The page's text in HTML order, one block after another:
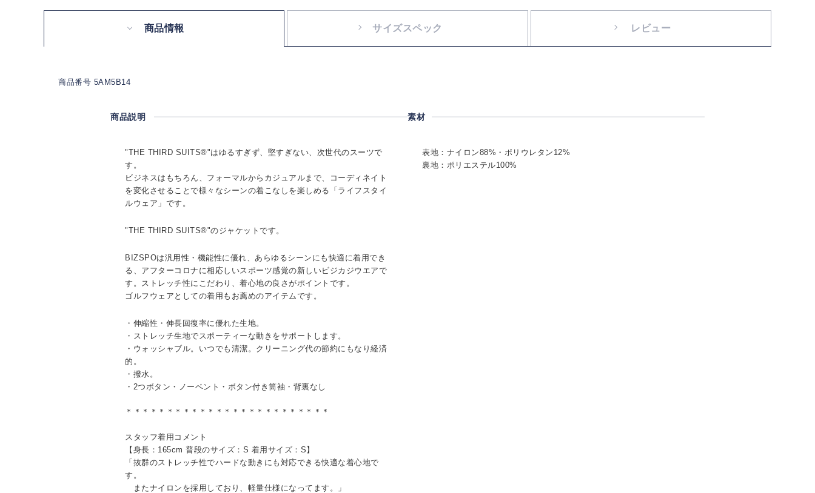
商品情報 サイズスペック レビュー
商品番号 5AM5B14
商品説明
"THE THIRD SUITS®"はゆるすぎず、堅すぎない、次世代のスーツで
す。
ビジネスはもちろん、フォーマルからカジュアルまで、コーディネイト
を変化させることで様々なシーンの着こなしを楽しめる「ライフスタイ
ルウェア」です。
"THE THIRD SUITS®"のジャケットです。
BIZSPOは汎用性・機能性に優れ、あらゆるシーンにも快適に着用でき
る、アフターコロナに相応しいスポーツ感覚の新しいビジカジウエアで
す。ストレッチ性にこだわり、着心地の良さがポイントです。
ゴルフウェアとしての着用もお薦めのアイテムです。
・伸縮性・伸長回復率に優れた生地。
・ストレッチ生地でスポーティーな動きをサポートします。
・ウォッシャブル。いつでも清潔。クリーニング代の節約にもなり経済
的。
・撥水。
・2つボタン・ノーベント・ボタン付き筒袖・背裏なし
＊＊＊＊＊＊＊＊＊＊＊＊＊＊＊＊＊＊＊＊＊＊＊＊＊
スタッフ着用コメント
【身長：165cm 普段のサイズ：S 着用サイズ：S】
「抜群のストレッチ性でハードな動きにも対応できる快適な着心地で
す。
またナイロンを採用しており、軽量仕様になってます。」
素材
表地：ナイロン88%・ポリウレタン12%
裏地：ポリエステル100%